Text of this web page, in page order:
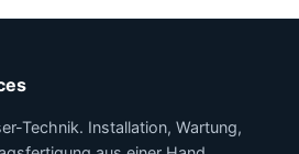
Technik. Installation, Wartung,